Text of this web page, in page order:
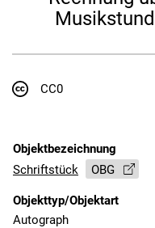
Museum
Nutzung
CC0
Objektbezeichnung
Schriftstück
OBG
Objekttyp/Objektart
Autograph